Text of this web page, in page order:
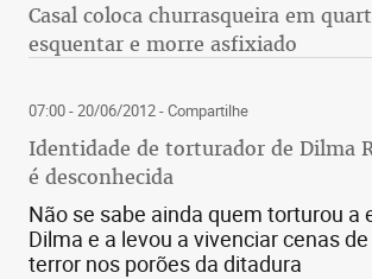
Casal coloca churrasqueira em
esquentar e morre asfixiado
07:00 - 20/06/2012- Compartilhe
Identidade de torturador de Dilma
é desconhecida
Não se sabe ainda quem torturou a
Dilma e a levou a vivenciar cenas
terror nos porões da ditadura